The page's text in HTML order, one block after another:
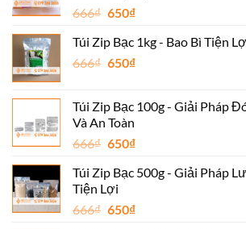
666₫ Giá
là:
666₫.
650₫Giá
tại
là:
Túi Zip Bạc 1kg - Bao Bì Tiện
666₫ Giá
666₫.
650₫Giá
là:
Túi Zip Bạc 100g - Giải Pháp
Và An Toàn
666₫ Giá
là:
666₫.
650₫Giá
tại
650₫.
Túi Zip Bạc 500g - Giải Pháp
Tiện Lợi
666₫ Giá
650₫Giá